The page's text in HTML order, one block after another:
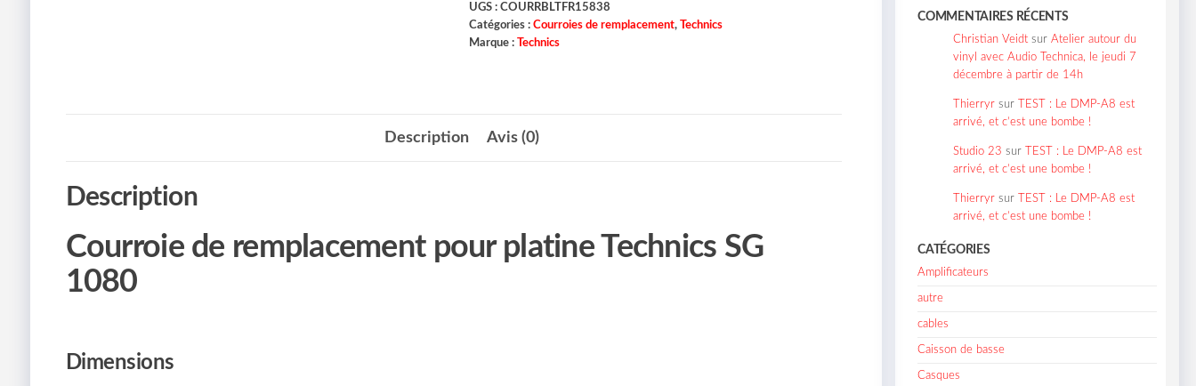
UGS :COURRBLTFR15838
Catégories :Courroies de remplacement,Technics
Marque :Technics
Description Avis (0)
Description
Courroie de remplacement pour platine Technics SG
1080
Dimensions
COMMENTAIRES RÉCENTS
Christian Veidt surAtelier autour du
vinyl avec Audio Technica, le jeudi 7
décembre à partir de 14h
Thierryr sur
TEST : Le DMP-A8 est
arrivé, et c’est une bombe !
Studio 23 sur
TEST : Le DMP-A8 est
arrivé, et c’est une bombe !
Thierryr sur
TEST : Le DMP-A8 est
arrivé, et c’est une bombe !
CATÉGORIES
Amplificateurs
autre
cables
Caisson de basse
Casques